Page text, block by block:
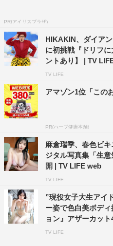
PR(アイリスプラザ)
HIKAKIN、ダイア
に初挑戦『ドリフ
ントあり】 | TV
TV LIFE
アマゾン1位「この
PR(ハーブ健康本舗)
麻倉瑞季、春色ビ
ジタル写真集「生
開 | TV LIFE web
TV LIFE
”現役女子大生アイ
ー姿で色白美ボデ
ョン』アザーカット
TV LIFE